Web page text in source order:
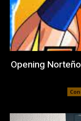
Opening